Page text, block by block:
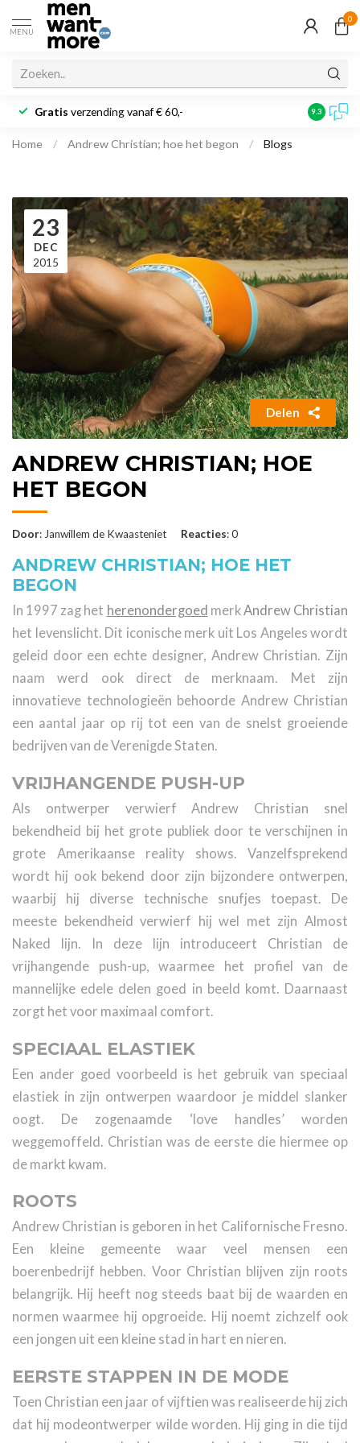
MENU
0
Gratis verzending vanaf € 60,- 9.3
Home / Andrew Christian; hoe het begon / Blogs
23
DEC
2015
Delen
ANDREW CHRISTIAN; HOE
HET BEGON
Door: Janwillem de Kwaasteniet Reacties: 0
ANDREW CHRISTIAN; HOE HET
BEGON
In 1997 zag het herenondergoed merkAndrew Christian
het levenslicht. Dit iconische merk uit Los Angeles wordt
geleid door een echte designer, Andrew Christian. Zijn
naam werd ook direct de merknaam. Met zijn
innovatieve technologieën behoorde Andrew Christian
een aantal jaar op rij tot een van de snelst groeiende
bedrijven van de Verenigde Staten.
VRIJHANGENDE PUSH-UP
Als ontwerper verwierf Andrew Christian snel
bekendheid bij het grote publiek door te verschijnen in
grote Amerikaanse reality shows. Vanzelfsprekend
wordt hij ook bekend door zijn bijzondere ontwerpen,
waarbij hij diverse technische snufjes toepast. De
meeste bekendheid verwierf hij wel met zijn Almost
Naked lijn. In deze lijn introduceert Christian de
vrijhangende push-up, waarmee het profiel van de
mannelijke edele delen goed in beeld komt. Daarnaast
zorgt het voor maximaal comfort.
SPECIAAL ELASTIEK
Een ander goed voorbeeld is het gebruik van speciaal
elastiek in zijn ontwerpen waardoor je middel slanker
oogt. De zogenaamde ‘love handles’ worden
weggemoffeld. Christian was de eerste die hiermee op
de markt kwam.
ROOTS
Andrew Christian is geboren in het Californische Fresno.
Een kleine gemeente waar veel mensen een
boerenbedrijf hebben. Voor Christian blijven zijn roots
belangrijk. Hij heeft nog steeds baat bij de waarden en
normen waarmee hij opgroeide. Hij noemt zichzelf ook
een jongen uit een kleine stad in hart en nieren.
EERSTE STAPPEN IN DE MODE
Toen Christian een jaar of vijftien was realiseerde hij zich
dat hij modeontwerper wilde worden. Hij ging in die tijd